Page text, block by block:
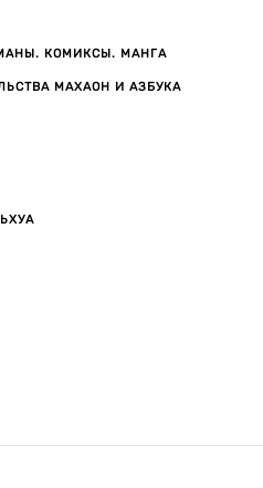
КОМИКСЫ. МАНГА
МАХАОН И АЗБУКА